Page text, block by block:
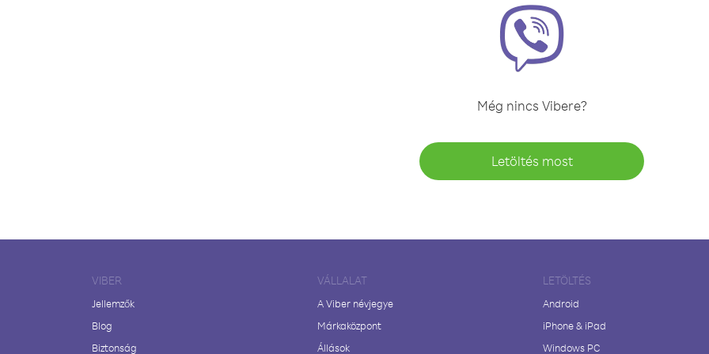
Még nincs Vibere?
Letöltés most
VIBER
Jellemzők
Blog
Biztonság
VÁLLALAT
A Viber névjegye
Márkaközpont
Állások
LETÖLTÉS
Android
iPhone & iPad
Windows PC